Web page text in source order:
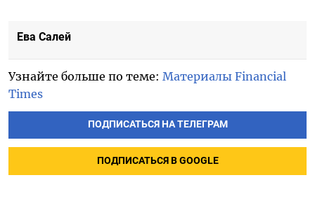
Ева Салей
Узнайте больше по теме: Материалы Financial
Times
ПОДПИСАТЬСЯ НА ТЕЛЕГРАМ
ПОДПИСАТЬСЯ В GOOGLE